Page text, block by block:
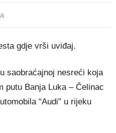
gdje vrši uviđaj.
saobraćajnoj nesreći koja
putu Banja Luka – Čelinac
“Audi” u rijeku